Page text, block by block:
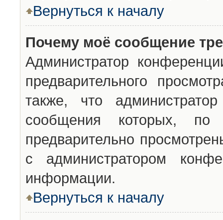
Вернуться к началу
Почему моё сообщение
Администратор
предварительного
также, что
сообщения которых,
предварительно
с администратором
информации.
Вернуться к началу